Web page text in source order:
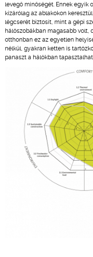
levegő minőségét. Ennek egyik
kizárólag az ablakokon
légcserét biztosít, mint a gépi
hálószobákban magasabb volt,
otthonban ez az egyetlen
nélkül, gyakran ketten is
panaszt a hálókban